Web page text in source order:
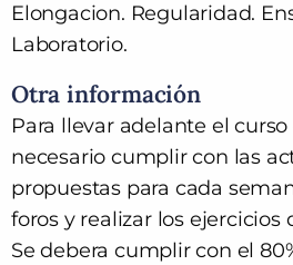
Elongacion. Regularidad.
Laboratorio.
Otra información
Para llevar adelante el
necesario cumplir con las
propuestas para cada
foros y realizar los ejercicios
Se debera cumplir con el